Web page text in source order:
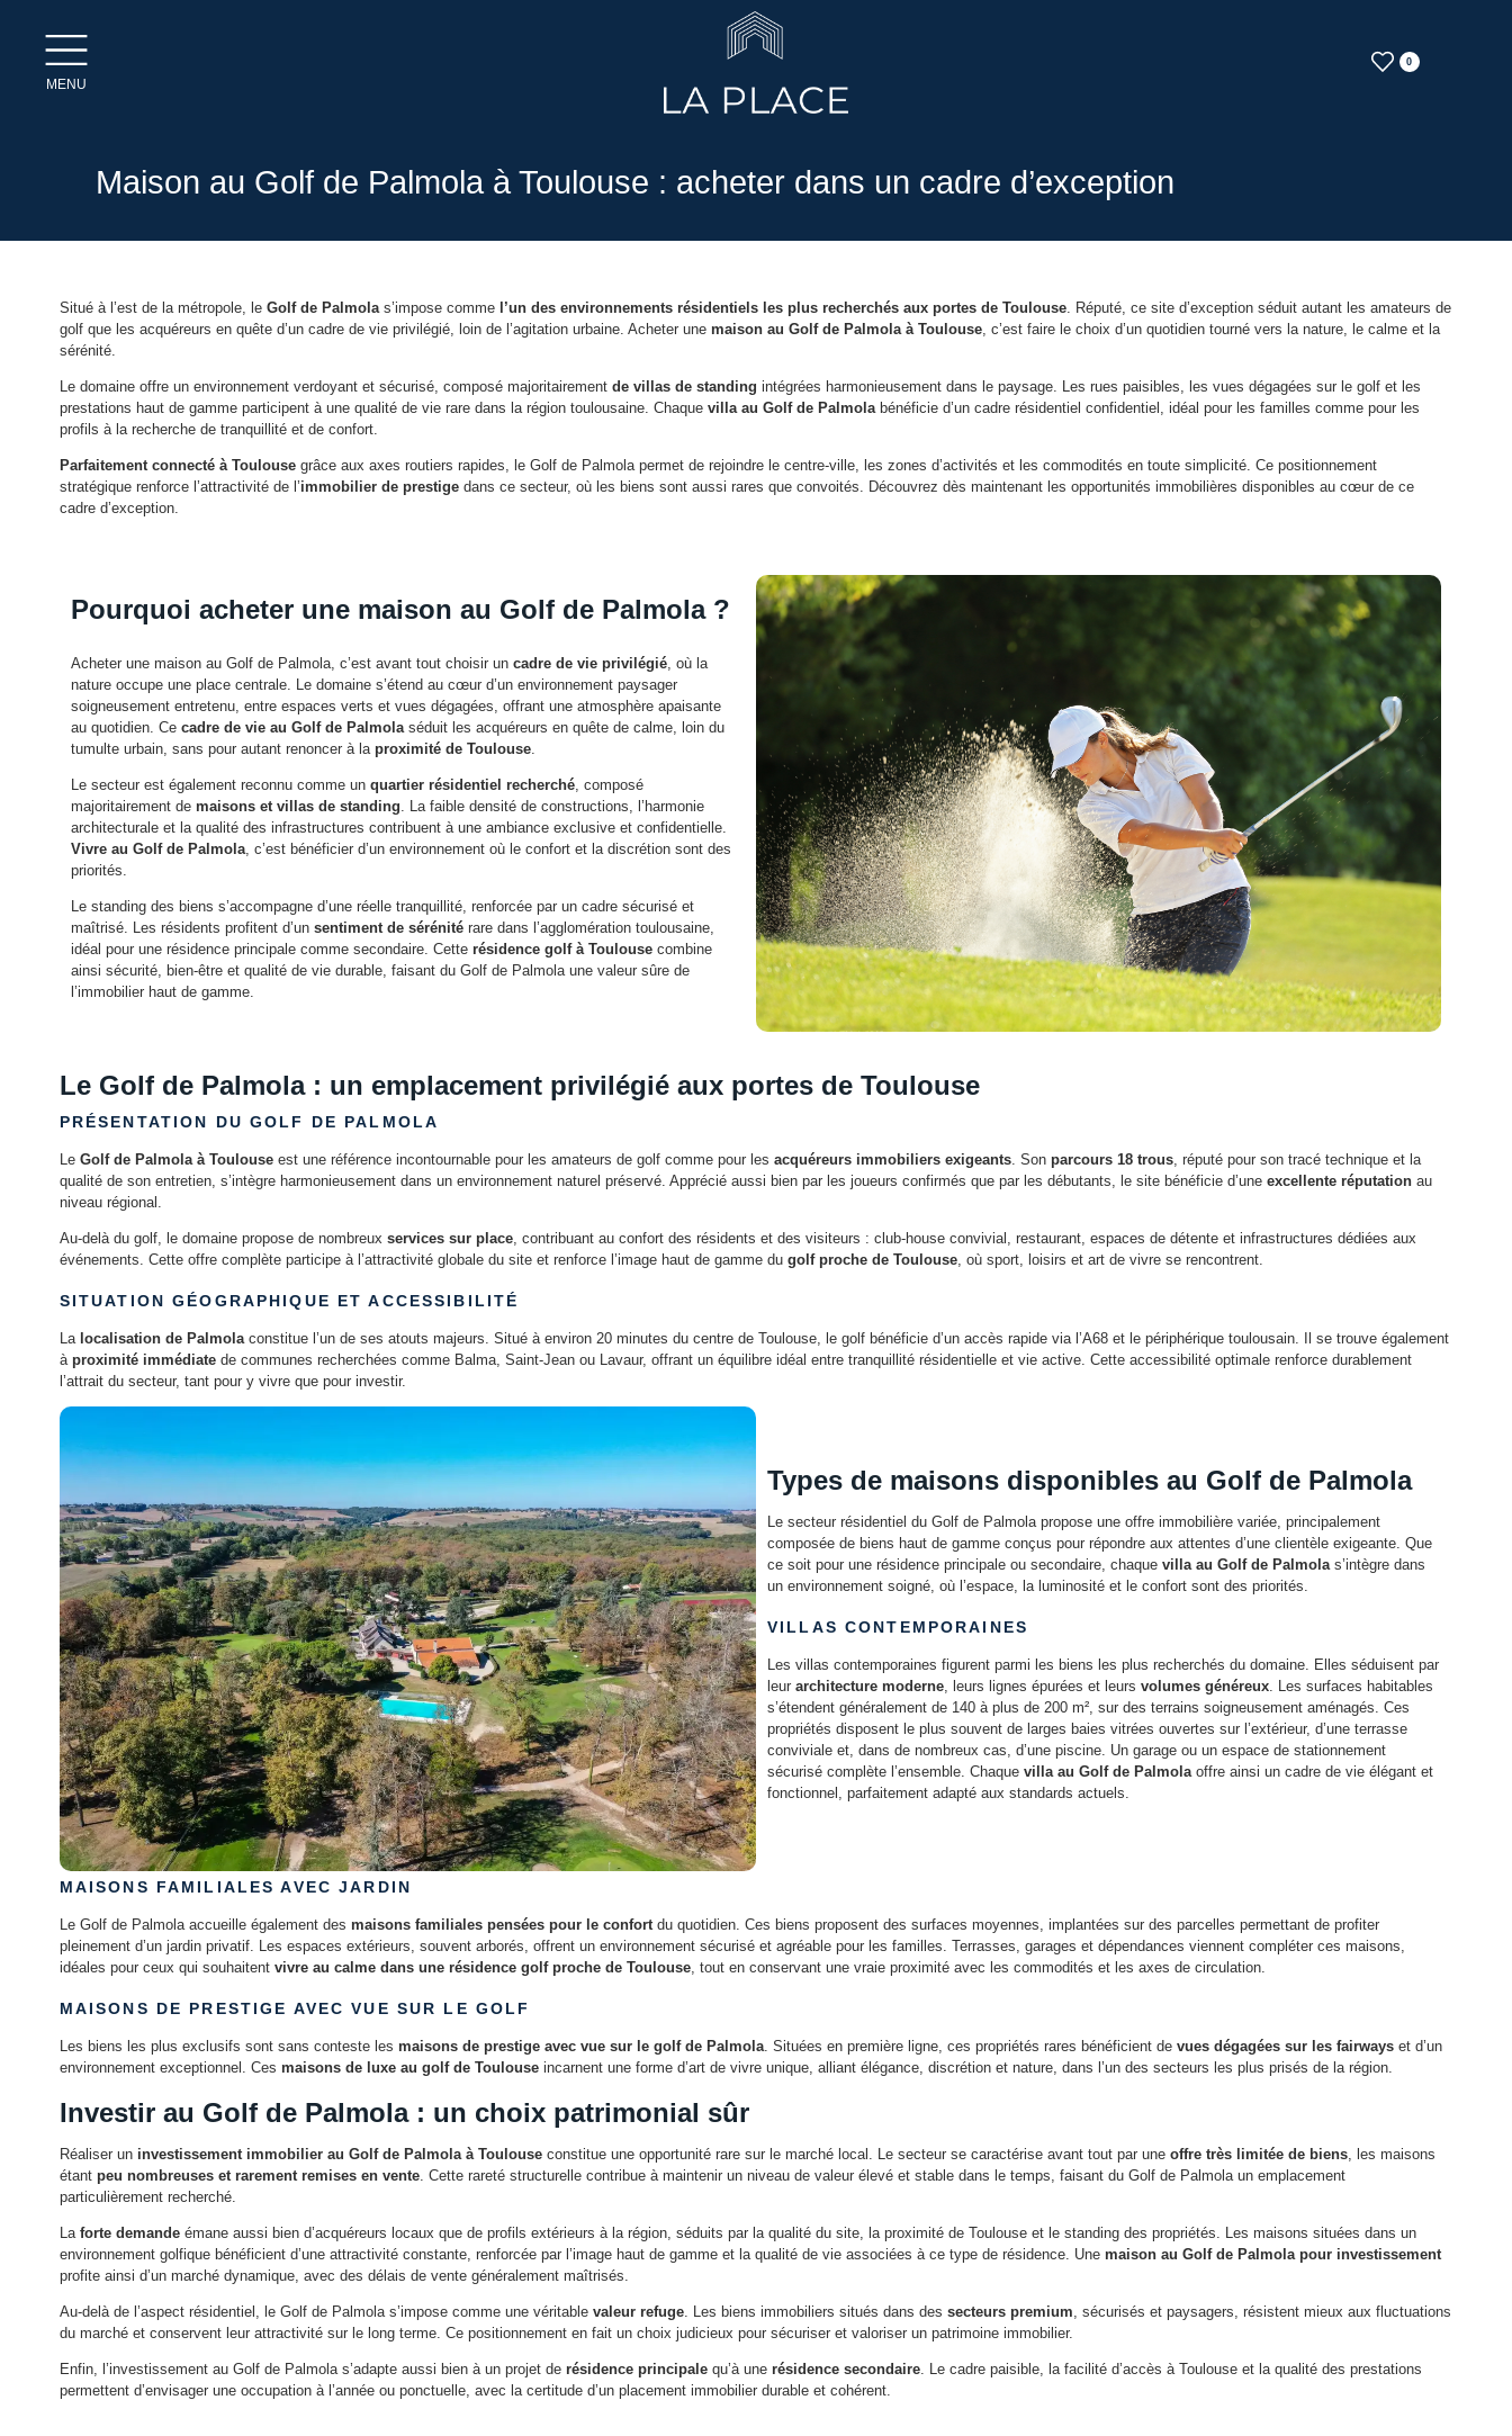
0
MENU
Maison au Golf de Palmola à Toulouse : acheter dans un cadre d’exception
Situé à l’est de la métropole, le Golf de Palmolas’impose comme l’un des environnements résidentiels les plus recherchés aux portes de Toulouse. Réputé, ce site d’exception séduit autant les amateurs de
golf que les acquéreurs en quête d’un cadre de vie privilégié, loin de l’agitation urbaine. Acheter une maison au Golf de Palmola à Toulouse, c’est faire le choix d’un quotidien tourné vers la nature, le calme et la
sérénité.
Le domaine offre un environnement verdoyant et sécurisé, composé majoritairement de villas de standing intégrées harmonieusement dans le paysage. Les rues paisibles, les vues dégagées sur le golf et les
prestations haut de gamme participent à une qualité de vie rare dans la région toulousaine. Chaque villa au Golf de Palmolabénéficie d’un cadre résidentiel confidentiel, idéal pour les familles comme pour les
profils à la recherche de tranquillité et de confort.
Parfaitement connecté à Toulousegrâce aux axes routiers rapides, le Golf de Palmola permet de rejoindre le centre-ville, les zones d’activités et les commodités en toute simplicité. Ce positionnement
stratégique renforce l’attractivité de l’immobilier de prestigedans ce secteur, où les biens sont aussi rares que convoités. Découvrez dès maintenant les opportunités immobilières disponibles au cœur de ce
cadre d’exception.
Pourquoi acheter une maison au Golf de Palmola ?
Acheter une maison au Golf de Palmola, c’est avant tout choisir un cadre de vie privilégié, où la
nature occupe une place centrale. Le domaine s’étend au cœur d’un environnement paysager
soigneusement entretenu, entre espaces verts et vues dégagées, offrant une atmosphère apaisante
au quotidien. Ce cadre de vie au Golf de Palmolaséduit les acquéreurs en quête de calme, loin du
tumulte urbain, sans pour autant renoncer à la proximité de Toulouse.
Le secteur est également reconnu comme un quartier résidentiel recherché, composé
majoritairement de maisons et villas de standing . La faible densité de constructions, l’harmonie
architecturale et la qualité des infrastructures contribuent à une ambiance exclusive et confidentielle.
Vivre au Golf de Palmola, c’est bénéficier d’un environnement où le confort et la discrétion sont des
priorités.
Le standing des biens s’accompagne d’une réelle tranquillité, renforcée par un cadre sécurisé et
maîtrisé. Les résidents profitent d’un sentiment de sérénitérare dans l’agglomération toulousaine,
idéal pour une résidence principale comme secondaire. Cette résidence golf à Toulousecombine
ainsi sécurité, bien-être et qualité de vie durable, faisant du Golf de Palmola une valeur sûre de
l’immobilier haut de gamme.
Le Golf de Palmola : un emplacement privilégié aux portes de Toulouse
PRÉSENTATION DU GOLF DE PALMOLA
Le Golf de Palmola à Toulouseest une référence incontournable pour les amateurs de golf comme pour les acquéreurs immobiliers exigeants. Son parcours 18 trous, réputé pour son tracé technique et la
qualité de son entretien, s’intègre harmonieusement dans un environnement naturel préservé. Apprécié aussi bien par les joueurs confirmés que par les débutants, le site bénéficie d’une excellente réputationau
niveau régional.
Au-delà du golf, le domaine propose de nombreux services sur place, contribuant au confort des résidents et des visiteurs : club-house convivial, restaurant, espaces de détente et infrastructures dédiées aux
événements. Cette offre complète participe à l’attractivité globale du site et renforce l’image haut de gamme du golf proche de Toulouse, où sport, loisirs et art de vivre se rencontrent.
SITUATION GÉOGRAPHIQUE ET ACCESSIBILITÉ
La localisation de Palmolaconstitue l’un de ses atouts majeurs. Situé à environ 20 minutes du centre de Toulouse, le golf bénéficie d’un accès rapide via l’A68 et le périphérique toulousain. Il se trouve également
à proximité immédiatede communes recherchées comme Balma, Saint-Jean ou Lavaur, offrant un équilibre idéal entre tranquillité résidentielle et vie active. Cette accessibilité optimale renforce durablement
l’attrait du secteur, tant pour y vivre que pour investir.
Types de maisons disponibles au Golf de Palmola
Le secteur résidentiel du Golf de Palmola propose une offre immobilière variée, principalement
composée de biens haut de gamme conçus pour répondre aux attentes d’une clientèle exigeante. Que
ce soit pour une résidence principale ou secondaire, chaque villa au Golf de Palmola s’intègre dans
un environnement soigné, où l’espace, la luminosité et le confort sont des priorités.
VILLAS CONTEMPORAINES
Les villas contemporaines figurent parmi les biens les plus recherchés du domaine. Elles séduisent par
leur architecture moderne , leurs lignes épurées et leurs volumes généreux . Les surfaces habitables
s’étendent généralement de 140 à plus de 200 m², sur des terrains soigneusement aménagés. Ces
propriétés disposent le plus souvent de larges baies vitrées ouvertes sur l’extérieur, d’une terrasse
conviviale et, dans de nombreux cas, d’une piscine. Un garage ou un espace de stationnement
sécurisé complète l’ensemble. Chaque villa au Golf de Palmola offre ainsi un cadre de vie élégant et
fonctionnel, parfaitement adapté aux standards actuels.
MAISONS FAMILIALES AVEC JARDIN
Le Golf de Palmola accueille également des maisons familiales pensées pour le confortdu quotidien. Ces biens proposent des surfaces moyennes, implantées sur des parcelles permettant de profiter
pleinement d’un jardin privatif. Les espaces extérieurs, souvent arborés, offrent un environnement sécurisé et agréable pour les familles. Terrasses, garages et dépendances viennent compléter ces maisons,
idéales pour ceux qui souhaitent vivre au calme dans une résidence golf proche de Toulouse, tout en conservant une vraie proximité avec les commodités et les axes de circulation.
MAISONS DE PRESTIGE AVEC VUE SUR LE GOLF
Les biens les plus exclusifs sont sans conteste les maisons de prestige avec vue sur le golf de Palmola. Situées en première ligne, ces propriétés rares bénéficient de vues dégagées sur les fairways et d’un
environnement exceptionnel. Ces maisons de luxe au golf de Toulouseincarnent une forme d’art de vivre unique, alliant élégance, discrétion et nature, dans l’un des secteurs les plus prisés de la région.
Investir au Golf de Palmola : un choix patrimonial sûr
Réaliser un investissement immobilier au Golf de Palmola à Toulouseconstitue une opportunité rare sur le marché local. Le secteur se caractérise avant tout par une offre très limitée de biens, les maisons
étant peu nombreuses et rarement remises en vente. Cette rareté structurelle contribue à maintenir un niveau de valeur élevé et stable dans le temps, faisant du Golf de Palmola un emplacement
particulièrement recherché.
La forte demandeémane aussi bien d’acquéreurs locaux que de profils extérieurs à la région, séduits par la qualité du site, la proximité de Toulouse et le standing des propriétés. Les maisons situées dans un
environnement golfique bénéficient d’une attractivité constante, renforcée par l’image haut de gamme et la qualité de vie associées à ce type de résidence. Une maison au Golf de Palmola pour investissement
profite ainsi d’un marché dynamique, avec des délais de vente généralement maîtrisés.
Au-delà de l’aspect résidentiel, le Golf de Palmola s’impose comme une véritable valeur refuge. Les biens immobiliers situés dans des secteurs premium, sécurisés et paysagers, résistent mieux aux fluctuations
du marché et conservent leur attractivité sur le long terme. Ce positionnement en fait un choix judicieux pour sécuriser et valoriser un patrimoine immobilier.
Enfin, l’investissement au Golf de Palmola s’adapte aussi bien à un projet de résidence principalequ’à une résidence secondaire. Le cadre paisible, la facilité d’accès à Toulouse et la qualité des prestations
permettent d’envisager une occupation à l’année ou ponctuelle, avec la certitude d’un placement immobilier durable et cohérent.